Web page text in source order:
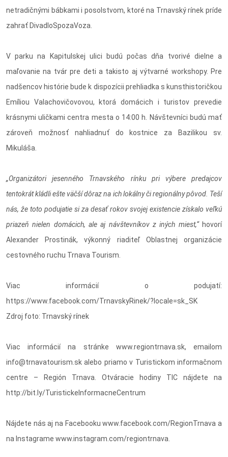
netradičnými bábkami i posolstvom, ktoré na Trnavský rínek príde
zahrať DivadloSpozaVoza.
V parku na Kapitulskej ulici budú počas dňa tvorivé dielne a
maľovanie na tvár pre deti a takisto aj výtvarné workshopy. Pre
nadšencov histórie bude k dispozícii prehliadka s kunsthistoričkou
Emíliou Valachovičovovou, ktorá domácich i turistov prevedie
krásnymi uličkami centra mesta o 14:00 h. Návštevníci budú mať
zároveň možnosť nahliadnuť do kostnice za Bazilikou sv.
Mikuláša.
„Organizátori jesenného Trnavského rínku pri výbere predajcov
tentokrát kládli ešte väčší dôraz na ich lokálny či regionálny pôvod. Teší
nás, že toto podujatie si za desať rokov svojej existencie získalo veľkú
priazeň nielen domácich, ale aj návštevníkov z iných miest,“hovorí
Alexander Prostinák, výkonný riaditeľ Oblastnej organizácie
cestovného ruchu Trnava Tourism.
Viac informácií o podujatí:
https://www.facebook.com/TrnavskyRinek/?locale=sk_SK
Zdroj foto: Trnavský rínek
Viac informácií na stránke www.regiontrnava.sk, emailom
info@trnavatourism.sk alebo priamo v Turistickom informačnom
centre – Región Trnava. Otváracie hodiny TIC nájdete na
http://bit.ly/TuristickeInformacneCentrum
Nájdete nás aj na Facebooku www.facebook.com/RegionTrnava a
na Instagrame www.instagram.com/regiontrnava.